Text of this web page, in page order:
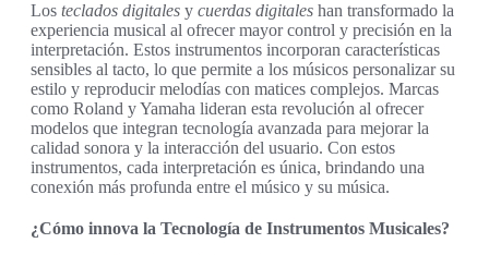
Los teclados digitales y cuerdas digitales han transformado la
experiencia musical al ofrecer mayor control y precisión en la
interpretación. Estos instrumentos incorporan características
sensibles al tacto, lo que permite a los músicos personalizar su
estilo y reproducir melodías con matices complejos. Marcas
como Roland y Yamaha lideran esta revolución al ofrecer
modelos que integran tecnología avanzada para mejorar la
calidad sonora y la interacción del usuario. Con estos
instrumentos, cada interpretación es única, brindando una
conexión más profunda entre el músico y su música.
¿Cómo innova la Tecnología de Instrumentos Musicales?